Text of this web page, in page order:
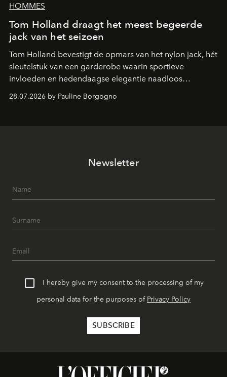
HOMMES
Tom Holland draagt het meest begeerde
jack van het seizoen
Tom Holland bevestigt de opmars van het nylon jack, hét
sleutelstuk van een garderobe waarin sportieve
invloeden en hedendaagse elegantie naadloos
28.07.2026 by Pauline Borgogno
Newsletter
I hereby give my consent to the processing of my
personal data for the purposes of Privacy Policy